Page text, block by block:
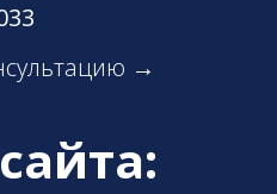
→